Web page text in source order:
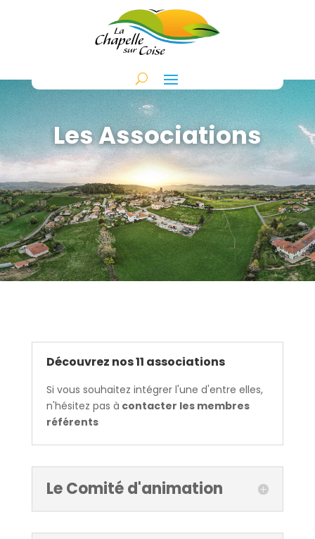
Les Associations
Découvrez nos 11 associations
Si vous souhaitez intégrer l'une d'entre elles,
n'hésitez pas à contacter les membres
référents
Le Comité d'animation